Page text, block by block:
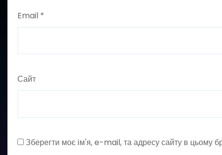
Email *
Сайт
Зберегти моє ім'я, e-mail, та адресу сайту в цьому